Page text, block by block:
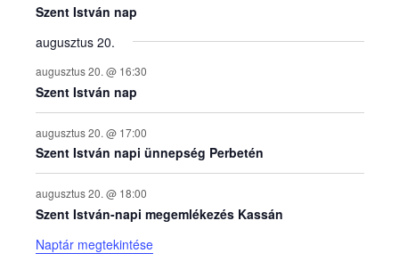
e
k
n
a
p
t
Szent István nap
augusztus 20.
augusztus 20. @ 16:30
Szent István nap
augusztus 20. @ 17:00
Szent István napi ünnepség Perbetén
augusztus 20. @ 18:00
Szent István-napi megemlékezés Kassán
Naptár megtekintése